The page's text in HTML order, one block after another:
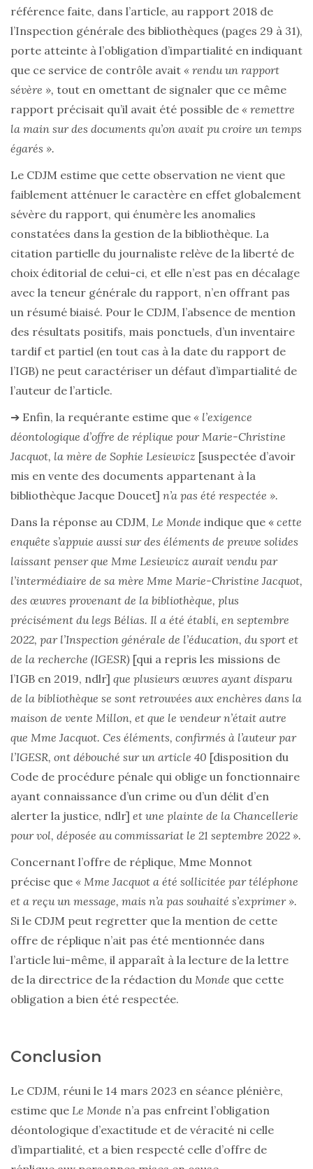
référence faite, dans l’article, au rapport 2018 de
l’Inspection générale des bibliothèques (pages 29 à 31),
porte atteinte à l’obligation d’impartialité en indiquant
que ce service de contrôle avait « rendu un rapport
sévère », tout en omettant de signaler que ce même
rapport précisait qu’il avait été possible de « remettre
la main sur des documents qu’on avait pu croire un temps
égarés ».
Le CDJM estime que cette observation ne vient que
faiblement atténuer le caractère en effet globalement
sévère du rapport, qui énumère les anomalies
constatées dans la gestion de la bibliothèque. La
citation partielle du journaliste relève de la liberté de
choix éditorial de celui-ci, et elle n’est pas en décalage
avec la teneur générale du rapport, n’en offrant pas
un résumé biaisé. Pour le CDJM, l’absence de mention
des résultats positifs, mais ponctuels, d’un inventaire
tardif et partiel (en tout cas à la date du rapport de
l’IGB) ne peut caractériser un défaut d’impartialité de
l’auteur de l’article.
➔ Enfin, la requérante estime que « l’exigence
déontologique d’offre de réplique pour Marie-Christine
Jacquot, la mère de Sophie Lesiewicz [suspectée d’avoir
mis en vente des documents appartenant à la
bibliothèque Jacque Doucet] n’a pas été respectée ».
Dans la réponse au CDJM, Le Monde indique que « cette
enquête s’appuie aussi sur des éléments de preuve solides
laissant penser que Mme Lesiewicz aurait vendu par
l’intermédiaire de sa mère Mme Marie-Christine Jacquot,
des œuvres provenant de la bibliothèque, plus
précisément du legs Bélias. Il a été établi, en septembre
2022, par l’Inspection générale de l’éducation, du sport et
de la recherche (IGESR) [qui a repris les missions de
l’IGB en 2019, ndlr] que plusieurs œuvres ayant disparu
de la bibliothèque se sont retrouvées aux enchères dans la
maison de vente Millon, et que le vendeur n’était autre
que Mme Jacquot. Ces éléments, confirmés à l’auteur par
l’IGESR, ont débouché sur un article 40 [disposition du
Code de procédure pénale qui oblige un fonctionnaire
ayant connaissance d’un crime ou d’un délit d’en
alerter la justice, ndlr] et une plainte de la Chancellerie
pour vol, déposée au commissariat le 21 septembre 2022 ».
Concernant l’offre de réplique, Mme Monnot
précise que « Mme Jacquot a été sollicitée par téléphone
et a reçu un message, mais n’a pas souhaité s’exprimer ».
Si le CDJM peut regretter que la mention de cette
offre de réplique n’ait pas été mentionnée dans
l’article lui-même, il apparaît à la lecture de la lettre
de la directrice de la rédaction du Monde que cette
obligation a bien été respectée.
Conclusion
Le CDJM, réuni le 14 mars 2023 en séance plénière,
estime que Le Monde n’a pas enfreint l’obligation
déontologique d’exactitude et de véracité ni celle
d’impartialité, et a bien respecté celle d’offre de